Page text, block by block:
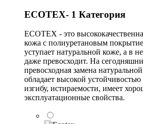
ECOTEX- 1 Категория
ECOTEX - это
кожа с полиуретановым
уступает натуральной коже, а в
даже превосходит. На
превосходная замена
обладает высокой
изгибу, истираемости, имеет
эксплуатационные свойства.